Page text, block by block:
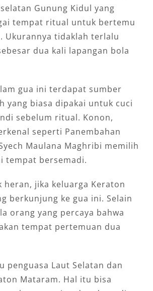
Gunung Kidul yang
tempat ritual untuk bertemu
Ukurannya tidaklah terlalu
dua kali lapangan bola
gua ini terdapat sumber
yang biasa dipakai untuk cuci
sebelum ritual. Konon,
seperti Panembahan
Maulana Maghribi memilih
tempat bersemadi.
heran, jika keluarga Keraton
berkunjung ke gua ini. Selain
orang yang percaya bahwa
tempat pertemuan dua
penguasa Laut Selatan dan
Mataram. Hal itu bisa